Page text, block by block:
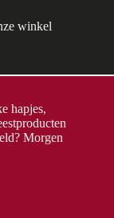
winkel
hapjes,
Morgen